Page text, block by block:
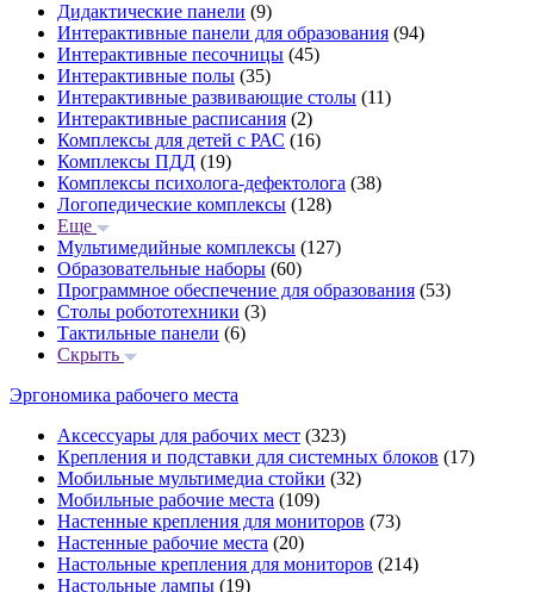
Дидактические панели (9)
Интерактивные панели для образования (94)
Интерактивные песочницы (45)
Интерактивные полы (35)
Интерактивные развивающие столы (11)
Интерактивные расписания (2)
Комплексы для детей с РАС (16)
Комплексы ПДД (19)
Комплексы психолога-дефектолога (38)
Логопедические комплексы (128)
Еще
Мультимедийные комплексы (127)
Образовательные наборы (60)
Программное обеспечение для образования (53)
Столы робототехники (3)
Тактильные панели (6)
Скрыть
Эргономика рабочего места
Аксессуары для рабочих мест (323)
Крепления и подставки для системных блоков (17)
Мобильные мультимедиа стойки (32)
Мобильные рабочие места (109)
Настенные крепления для мониторов (73)
Настенные рабочие места (20)
Настольные крепления для мониторов (214)
Настольные лампы (19)